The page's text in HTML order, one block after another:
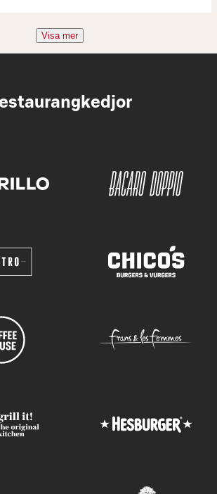
Visa mer